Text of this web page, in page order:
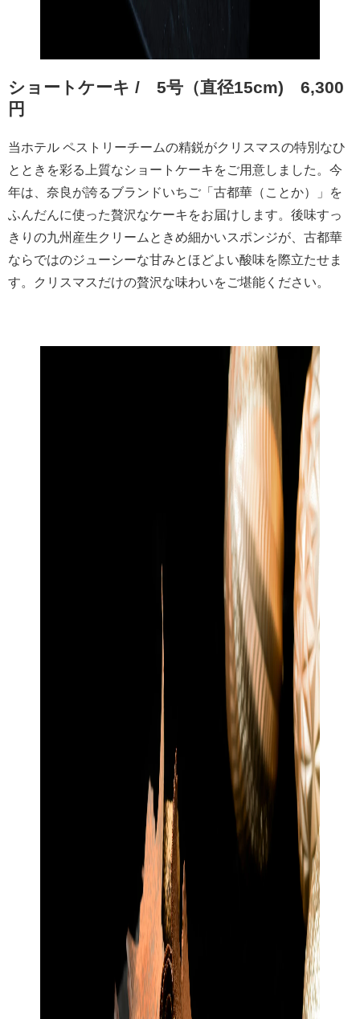
ショートケーキ / 5号（直径15cm) 6,300
円
当ホテル ペストリーチームの精鋭がクリスマスの特別なひ
とときを彩る上質なショートケーキをご用意しました。今
年は、奈良が誇るブランドいちご「古都華（ことか）」を
ふんだんに使った贅沢なケーキをお届けします。後味すっ
きりの九州産生クリームときめ細かいスポンジが、古都華
ならではのジューシーな甘みとほどよい酸味を際立たせま
す。クリスマスだけの贅沢な味わいをご堪能ください。